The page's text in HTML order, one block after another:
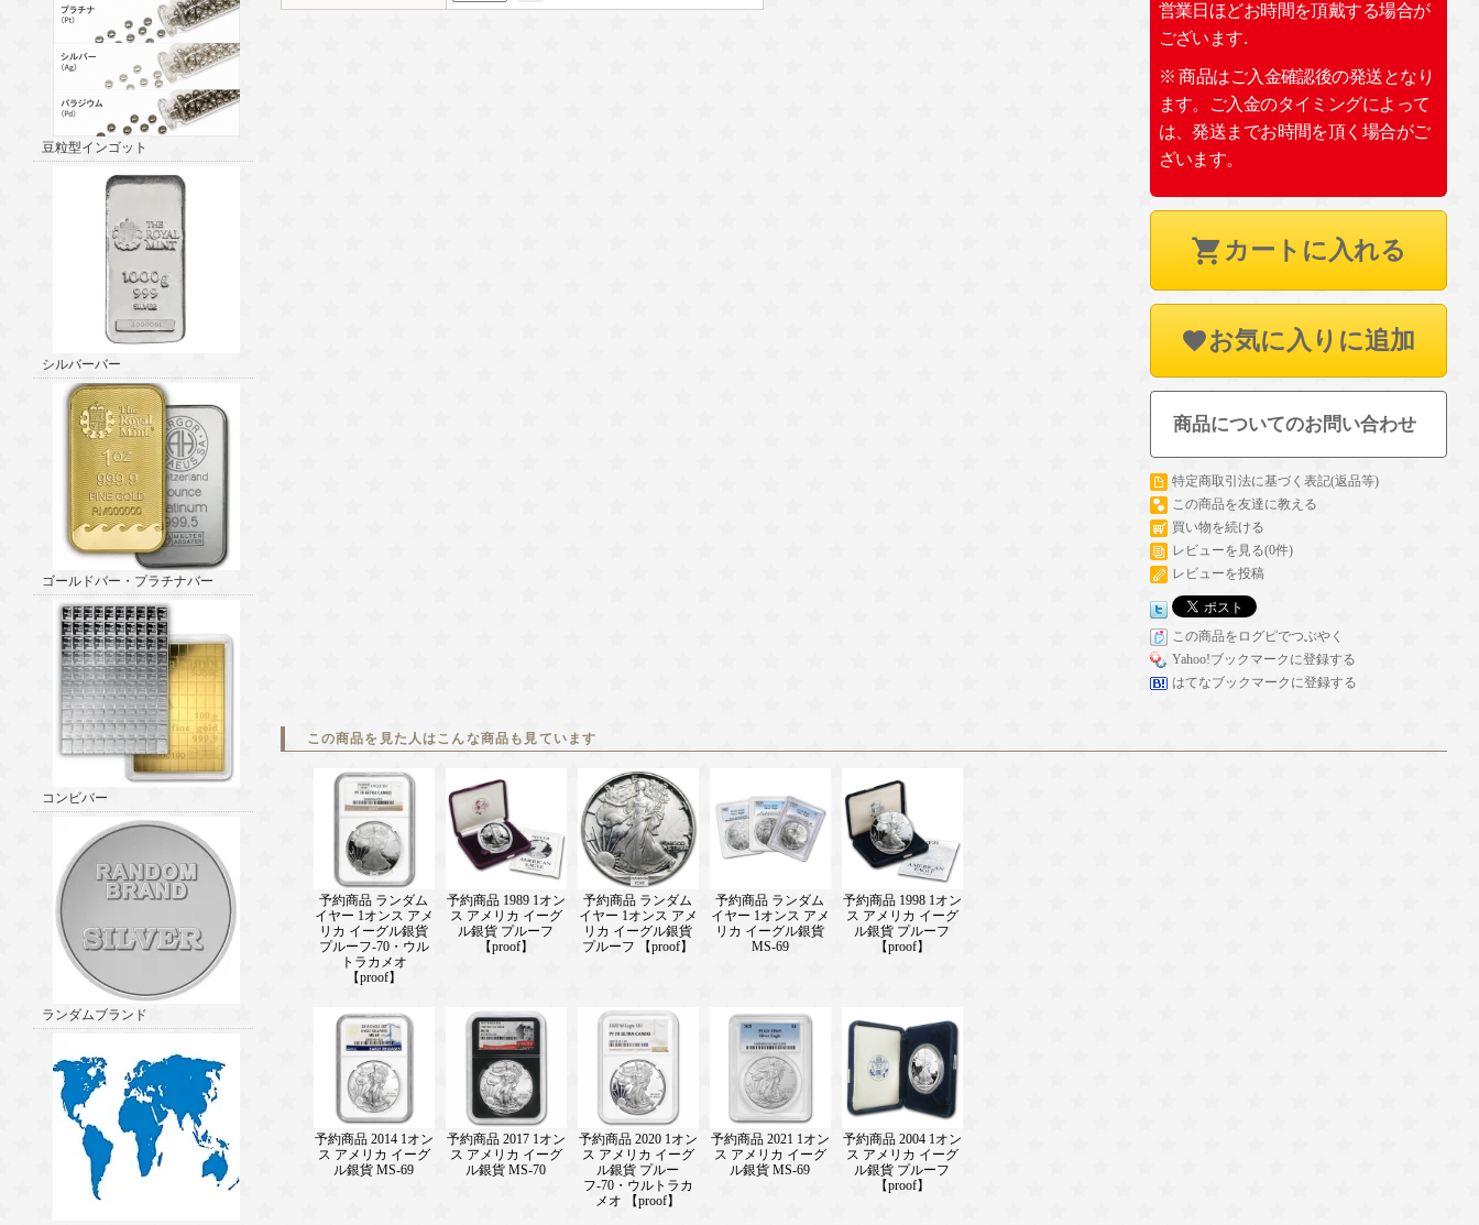
豆粒型インゴット
シルバーバー
ゴールドバー・プラチナバー
コンビバー
ランダムブランド
営業日ほどお時間を頂戴する場合が
ございます.
※ 商品はご入金確認後の発送となり
ます。ご入金のタイミングによって
は、発送までお時間を頂く場合がご
ざいます。
カートに入れる
お気に入りに追加
商品についてのお問い合わせ
特定商取引法に基づく表記(返品等)
この商品を友達に教える
買い物を続ける
レビューを見る(0件)
レビューを投稿
この商品をログピでつぶやく
Yahoo!ブックマークに登録する
はてなブックマークに登録する
この商品を見た人はこんな商品も見ています
予約商品 ランダム
イヤー 1オンス アメ
リカ イーグル銀貨
プルーフ-70・ウル
トラカメオ
【proof】
予約商品 1989 1オン
ス アメリカ イーグ
ル銀貨 プルーフ
【proof】
予約商品 ランダム
イヤー 1オンス アメ
リカ イーグル銀貨
プルーフ 【proof】
予約商品 ランダム
イヤー 1オンス アメ
リカ イーグル銀貨
MS-69
予約商品 1998 1オン
ス アメリカ イーグ
ル銀貨 プルーフ
【proof】
予約商品 2014 1オン
ス アメリカ イーグ
ル銀貨 MS-69
予約商品 2017 1オン
ス アメリカ イーグ
ル銀貨 MS-70
予約商品 2020 1オン
ス アメリカ イーグ
ル銀貨 プルー
フ-70・ウルトラカ
メオ 【proof】
予約商品 2021 1オン
ス アメリカ イーグ
ル銀貨 MS-69
予約商品 2004 1オン
ス アメリカ イーグ
ル銀貨 プルーフ
【proof】